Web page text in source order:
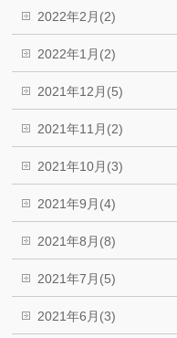
2022年2月(2)
2022年1月(2)
2021年12月(5)
2021年11月(2)
2021年10月(3)
2021年9月(4)
2021年8月(8)
2021年7月(5)
2021年6月(3)